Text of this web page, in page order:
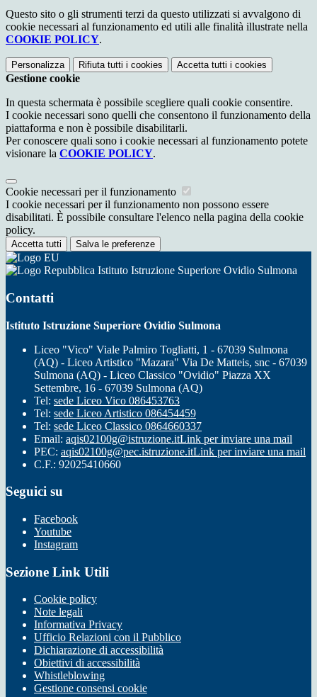
Questo sito o gli strumenti terzi da questo utilizzati si avvalgono di
cookie necessari al funzionamento ed utili alle finalità illustrate nella
COOKIE POLICY.
Personalizza Rifiuta tutti i cookies Accetta tutti i cookies
Gestione cookie
In questa schermata è possibile scegliere quali cookie consentire.
I cookie necessari sono quelli che consentono il funzionamento della
piattaforma e non è possibile disabilitarli.
Per conoscere quali sono i cookie necessari al funzionamento potete
visionare la COOKIE POLICY.
Cookie necessari per il funzionamento
I cookie necessari per il funzionamento non possono essere
disabilitati. È possibile consultare l'elenco nella pagina della cookie
policy.
Accetta tutti Salva le preferenze
Istituto Istruzione Superiore Ovidio Sulmona
Contatti
Istituto Istruzione Superiore Ovidio Sulmona
Liceo "Vico" Viale Palmiro Togliatti, 1 - 67039 Sulmona
(AQ) - Liceo Artistico "Mazara" Via De Matteis, snc - 67039
Sulmona (AQ) - Liceo Classico "Ovidio" Piazza XX
Settembre, 16 - 67039 Sulmona (AQ)
Tel: sede Liceo Vico 086453763
Tel: sede Liceo Artistico 086454459
Tel: sede Liceo Classico 0864660337
Email: aqis02100g@istruzione.itLink per inviare una mail
PEC: aqis02100g@pec.istruzione.itLink per inviare una mail
C.F.: 92025410660
Seguici su
Facebook
Youtube
Instagram
Sezione Link Utili
Cookie policy
Note legali
Informativa Privacy
Ufficio Relazioni con il Pubblico
Dichiarazione di accessibilità
Obiettivi di accessibilità
Whistleblowing
Gestione consensi cookie